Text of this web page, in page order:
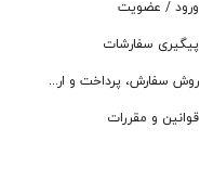
ورود / عضویت
پیگیری سفارشات
روش سفارش، پرداخت و ارسال
قوانین و مقررات